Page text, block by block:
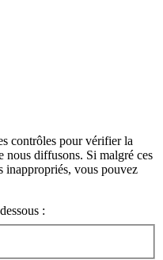
contrôles pour vérifier la
nous diffusons. Si malgré ces
inappropriés, vous pouvez
: